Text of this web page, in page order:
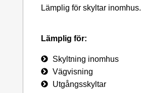
Lämplig för skyltar inomhus.
Lämplig för:
Skyltning inomhus
Vägvisning
Utgångsskyltar